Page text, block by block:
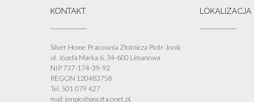
KONTAKT
Silver Home Pracownia Złotnicza Piotr Jonik
ul. Józefa Marka 6, 34-600 Limanowa
NIP 737-174-39-92
REGON 120483758
Tel. 501 079 427
mail: jonpio@poczta.onet.pl,
LOKALIZACJA